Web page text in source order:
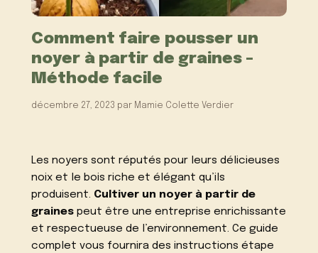
Comment faire pousser un
noyer à partir de graines –
Méthode facile
décembre 27, 2023 par Mamie Colette Verdier
Les noyers sont réputés pour leurs délicieuses
noix et le bois riche et élégant qu’ils
produisent. Cultiver un noyer à partir de
graines peut être une entreprise enrichissante
et respectueuse de l’environnement. Ce guide
complet vous fournira des instructions étape